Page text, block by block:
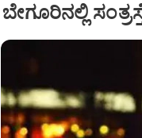
ಬೇಗೂರಿನಲ್ಲಿ